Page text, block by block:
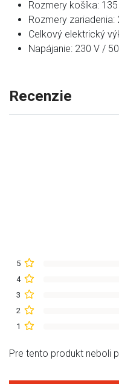
Rozmery košíka:
Rozmery
Celkový elektrický
Napájanie: 230 V /
Recenzie
5
4
3
2
1
Pre tento produkt neboli